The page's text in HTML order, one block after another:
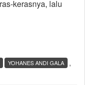
kerasnya, lalu
,
YOHANES ANDI GALA